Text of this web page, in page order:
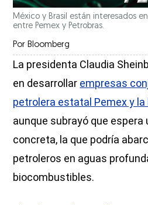
México y Brasil están interesados
entre Pemex y Petrobras.
Por Bloomberg
La presidenta Claudia
en desarrollar empresas
petrolera estatal Pemex y
aunque subrayó que espera
concreta, la que podría
petroleros en aguas
biocombustibles.